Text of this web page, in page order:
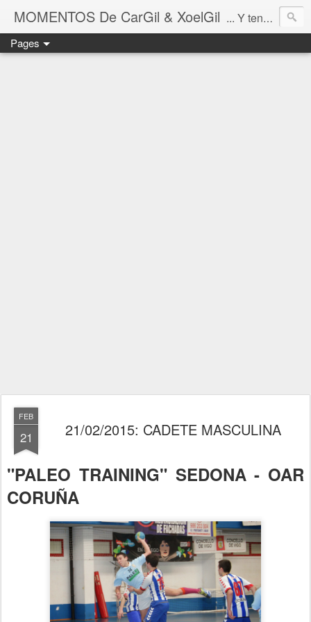
MOMENTOS De CarGil & XoelGil ... Y tengan cuidado ahí fuera, por favor.
Pages
FEB
21 21/02/2015: CADETE MASCULINA
"PALEO TRAINING" SEDONA - OAR
CORUÑA